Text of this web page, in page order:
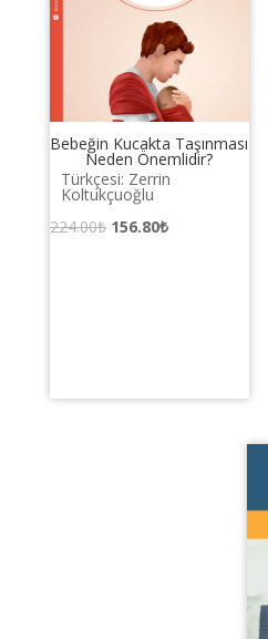
Bebeğin Kucakta Taşınması
Neden Önemlidir?
Türkçesi: Zerrin
Koltukçuoğlu
224.00₺ Orijinal
156.80₺Şu